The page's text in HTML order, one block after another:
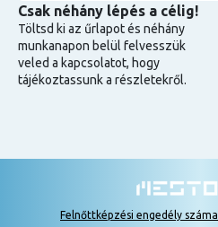
Csak néhány lépés a célig!
Töltsd ki az űrlapot és néhány
munkanapon belül felvesszük
veled a kapcsolatot, hogy
tájékoztassunk a részletekről.
Felnőttképzési engedély száma